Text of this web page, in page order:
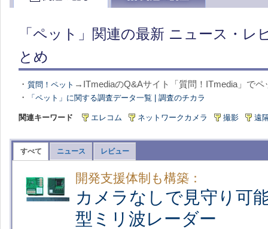
「ペット」関連の最新 ニュース・レ
とめ
・ 質問！ペット →ITmediaのQ&Aサイト「質問！ITmedia」で
・
「ペット」に関する調査データ一覧 | 調査のチカラ
関連キーワード エレコム ネットワークカメラ 撮影 遠
すべて ニュース レビュー
開発支援体制も構築：
カメラなしで見守り可
型ミリ波レーダー